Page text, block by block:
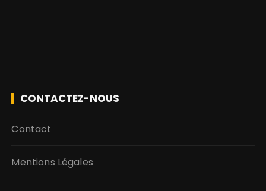
CONTACTEZ-NOUS
Contact
Mentions Légales